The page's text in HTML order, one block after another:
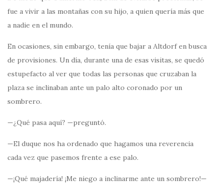
fue a vivir a las montañas con su hijo, a quien quería más que
a nadie en el mundo.
En ocasiones, sin embargo, tenía que bajar a Altdorf en busca
de provisiones. Un día, durante una de esas visitas, se quedó
estupefacto al ver que todas las personas que cruzaban la
plaza se inclinaban ante un palo alto coronado por un
sombrero.
—¿Qué pasa aquí? —preguntó.
—El duque nos ha ordenado que hagamos una reverencia
cada vez que pasemos frente a ese palo.
—¡Qué majadería! ¡Me niego a inclinarme ante un sombrero!—